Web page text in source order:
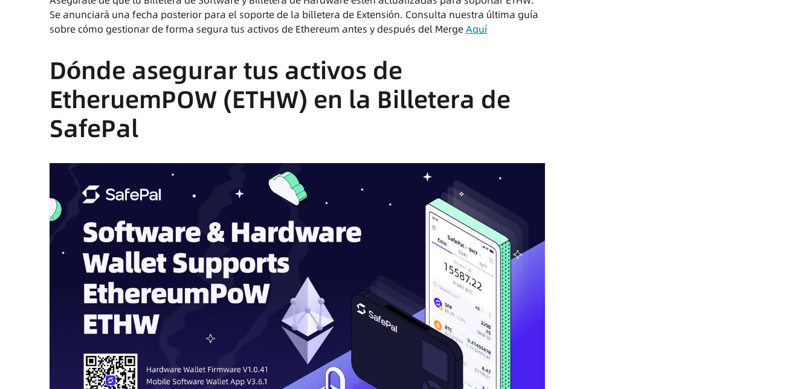
Se anunciará una fecha posterior para el soporte de la billetera de Extensión. Consulta nuestra última guía
sobre cómo gestionar de forma segura tus activos de Ethereum antes y después del MergeAquí
Dónde asegurar tus activos de
EtheruemPOW (ETHW) en la Billetera de
SafePal